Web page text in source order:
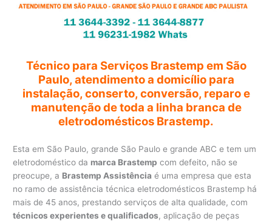
Técnico para Serviços Brastemp em São
Paulo, atendimento a domicílio para
instalação, conserto, conversão, reparo e
manutenção de toda a linha branca de
eletrodomésticos Brastemp.
Esta em São Paulo, grande São Paulo e grande ABC e tem um
eletrodoméstico da marca Brastemp com defeito, não se
preocupe, a Brastemp Assistência é uma empresa que esta
no ramo de assistência técnica eletrodomésticos Brastemp há
mais de 45 anos, prestando serviços de alta qualidade, com
técnicos experientes e qualificados, aplicação de peças